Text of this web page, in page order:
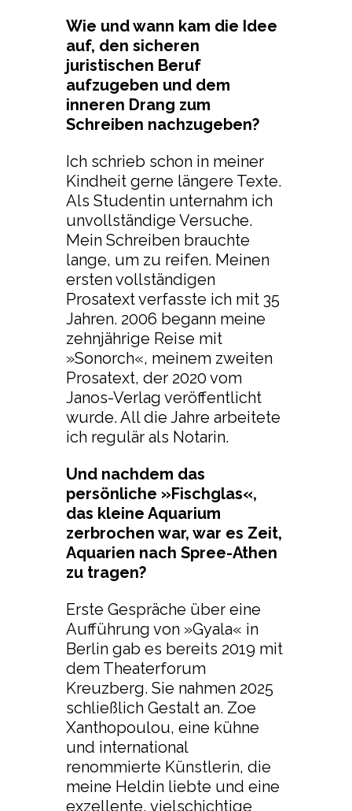
Wie und wann kam die Idee
auf, den sicheren
juristischen Beruf
aufzugeben und dem
inneren Drang zum
Schreiben nachzugeben?
Ich schrieb schon in meiner
Kindheit gerne längere Texte.
Als Studentin unternahm ich
unvollständige Versuche.
Mein Schreiben brauchte
lange, um zu reifen. Meinen
ersten vollständigen
Prosatext verfasste ich mit 35
Jahren. 2006 begann meine
zehnjährige Reise mit
»Sonorch«, meinem zweiten
Prosatext, der 2020 vom
Janos-Verlag veröffentlicht
wurde. All die Jahre arbeitete
ich regulär als Notarin.
Und nachdem das
persönliche »Fischglas«,
das kleine Aquarium
zerbrochen war, war es Zeit,
Aquarien nach Spree-Athen
zu tragen?
Erste Gespräche über eine
Aufführung von »Gyala« in
Berlin gab es bereits 2019 mit
dem Theaterforum
Kreuzberg. Sie nahmen 2025
schließlich Gestalt an. Zoe
Xanthopoulou, eine kühne
und international
renommierte Künstlerin, die
meine Heldin liebte und eine
exzellente, vielschichtige